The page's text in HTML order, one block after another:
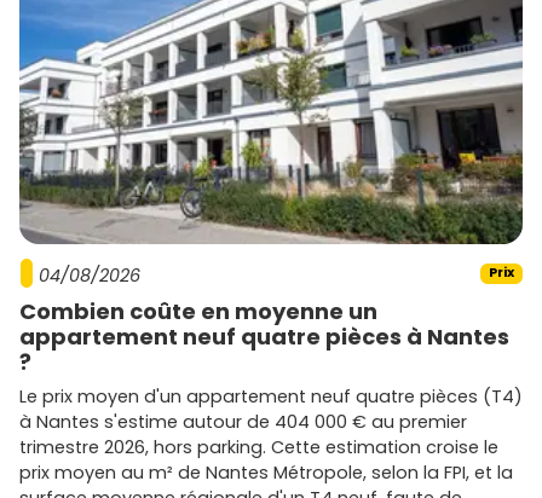
Promoteurs présents à Deauville et sur
la Côte Fleurie
Sur Deauville et ses environs, tu retrouves des acteurs
nationaux et régionaux proposant des résidences de
standing, souvent avec extérieurs et stationnement :
Bouygues Immobilier: programmes contemporains,
orientations soignées et espaces extérieurs, souvent
proches des commodités.
Nexity: large éventail de typologies, du primo-
accédant au haut de gamme, avec une attention à
la performance énergétiqueRE 2020
Cogedim: résidences de standing avec finitions
Eiffage Immobilier: opérations qualitatives,
emplacements stratégiques et démarche durable.
Kaufman & Broad: architecture soignée et
prestations complètes (parking, extérieurs, sécurité).
04/08/2026 Prix
Combien coûte en moyenne un
appartement neuf quatre pièces à Nantes
?
Le prix moyen d'un appartement neuf quatre pièces (T4)
à Nantes s'estime autour de 404 000 € au premier
trimestre 2026, hors parking. Cette estimation croise le
prix moyen au m² de Nantes Métropole, selon la FPI, et la